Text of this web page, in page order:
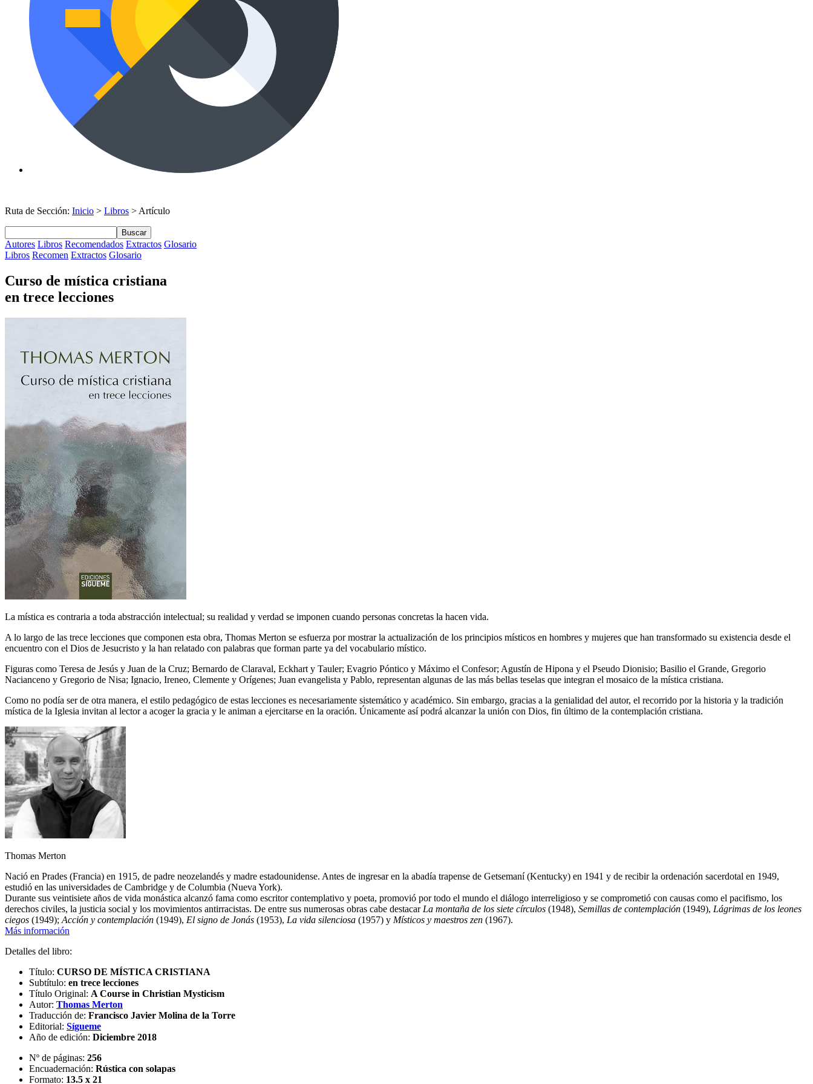
Ruta de Sección: Inicio > Libros > Artículo
Buscar
Autores Libros Recomendados Extractos Glosario
Libros Recomen Extractos Glosario
Curso de mística cristiana
en trece lecciones
La mística es contraria a toda abstracción intelectual; su realidad y verdad se imponen cuando personas concretas la hacen vida.
A lo largo de las trece lecciones que componen esta obra, Thomas Merton se esfuerza por mostrar la actualización de los principios místicos en hombres y mujeres que han transformado su existencia desde el
encuentro con el Dios de Jesucristo y la han relatado con palabras que forman parte ya del vocabulario místico.
Figuras como Teresa de Jesús y Juan de la Cruz; Bernardo de Claraval, Eckhart y Tauler; Evagrio Póntico y Máximo el Confesor; Agustín de Hipona y el Pseudo Dionisio; Basilio el Grande, Gregorio
Nacianceno y Gregorio de Nisa; Ignacio, Ireneo, Clemente y Orígenes; Juan evangelista y Pablo, representan algunas de las más bellas teselas que integran el mosaico de la mística cristiana.
Como no podía ser de otra manera, el estilo pedagógico de estas lecciones es necesariamente sistemático y académico. Sin embargo, gracias a la genialidad del autor, el recorrido por la historia y la tradición
mística de la Iglesia invitan al lector a acoger la gracia y le animan a ejercitarse en la oración. Únicamente así podrá alcanzar la unión con Dios, fin último de la contemplación cristiana.
Thomas Merton
Nació en Prades (Francia) en 1915, de padre neozelandés y madre estadounidense. Antes de ingresar en la abadía trapense de Getsemaní (Kentucky) en 1941 y de recibir la ordenación sacerdotal en 1949,
estudió en las universidades de Cambridge y de Columbia (Nueva York).
Durante sus veintisiete años de vida monástica alcanzó fama como escritor contemplativo y poeta, promovió por todo el mundo el diálogo interreligioso y se comprometió con causas como el pacifismo, los
derechos civiles, la justicia social y los movimientos antirracistas. De entre sus numerosas obras cabe destacar La montaña de los siete círculos (1948), Semillas de contemplación (1949), Lágrimas de los leones
ciegos (1949); Acción y contemplación (1949), El signo de Jonás (1953), La vida silenciosa (1957) y Místicos y maestros zen (1967).
Más información
Detalles del libro:
Título: CURSO DE MÍSTICA CRISTIANA
Subtítulo: en trece lecciones
Título Original: A Course in Christian Mysticism
Autor: Thomas Merton
Traducción de: Francisco Javier Molina de la Torre
Editorial: Sígueme
Año de edición: Diciembre 2018
Nº de páginas: 256
Encuadernación: Rústica con solapas
Formato: 13.5 x 21